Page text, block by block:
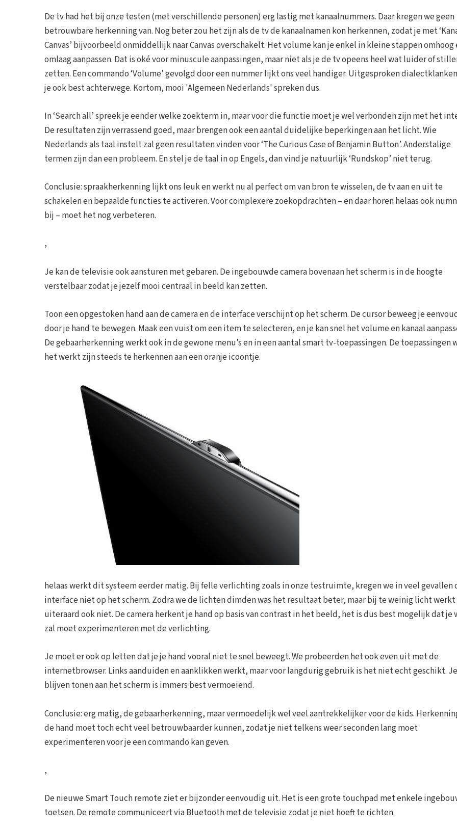
De tv had het bij onze testen (met verschillende personen) erg lastig met kanaalnummers. Daar kregen we geen
betrouwbare herkenning van. Nog beter zou het zijn als de tv de kanaalnamen kon herkennen, zodat je met
Canvas’ bijvoorbeeld onmiddellijk naar Canvas overschakelt. Het volume kan je enkel in kleine stappen omhoog
omlaag aanpassen. Dat is oké voor minuscule aanpassingen, maar niet als je de tv opeens heel wat luider of
zetten. Een commando ‘Volume’ gevolgd door een nummer lijkt ons veel handiger. Uitgesproken
je ook best achterwege. Kortom, mooi 'Algemeen Nederlands' spreken dus.
In ‘Search all’ spreek je eender welke zoekterm in, maar voor die functie moet je wel verbonden zijn met het
De resultaten zijn verrassend goed, maar brengen ook een aantal duidelijke beperkingen aan het licht. Wie
Nederlands als taal instelt zal geen resultaten vinden voor ‘The Curious Case of Benjamin Button’. Anderstalige
termen zijn dan een probleem. En stel je de taal in op Engels, dan vind je natuurlijk ‘Rundskop’ niet terug.
Conclusie: spraakherkenning lijkt ons leuk en werkt nu al perfect om van bron te wisselen, de tv aan en uit te
schakelen en bepaalde functies te activeren. Voor complexere zoekopdrachten – en daar horen helaas ook
bij – moet het nog verbeteren.
,
Je kan de televisie ook aansturen met gebaren. De ingebouwde camera bovenaan het scherm is in de hoogte
verstelbaar zodat je jezelf mooi centraal in beeld kan zetten.
Toon een opgestoken hand aan de camera en de interface verschijnt op het scherm. De cursor beweeg je
door je hand te bewegen. Maak een vuist om een item te selecteren, en je kan snel het volume en kanaal
De gebaarherkenning werkt ook in de gewone menu’s en in een aantal smart tv-toepassingen. De toepassingen
het werkt zijn steeds te herkennen aan een oranje icoontje.
helaas werkt dit systeem eerder matig. Bij felle verlichting zoals in onze testruimte, kregen we in veel gevallen
interface niet op het scherm. Zodra we de lichten dimden was het resultaat beter, maar bij te weinig licht
uiteraard ook niet. De camera herkent je hand op basis van contrast in het beeld, het is dus best mogelijk dat je
zal moet experimenteren met de verlichting.
Je moet er ook op letten dat je je hand vooral niet te snel beweegt. We probeerden het ook even uit met de
internetbrowser. Links aanduiden en aanklikken werkt, maar voor langdurig gebruik is het niet echt geschikt.
blijven tonen aan het scherm is immers best vermoeiend.
Conclusie: erg matig, de gebaarherkenning, maar vermoedelijk wel veel aantrekkelijker voor de kids.
de hand moet toch echt veel betrouwbaarder kunnen, zodat je niet telkens weer seconden lang moet
experimenteren voor je een commando kan geven.
,
De nieuwe Smart Touch remote ziet er bijzonder eenvoudig uit. Het is een grote touchpad met enkele
toetsen. De remote communiceert via Bluetooth met de televisie zodat je niet hoeft te richten.